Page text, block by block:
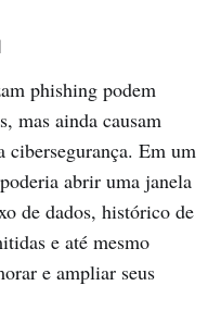
phishing podem
mas ainda causam
cibersegurança. Em um
abrir uma janela
de dados, histórico de
e até mesmo
e ampliar seus